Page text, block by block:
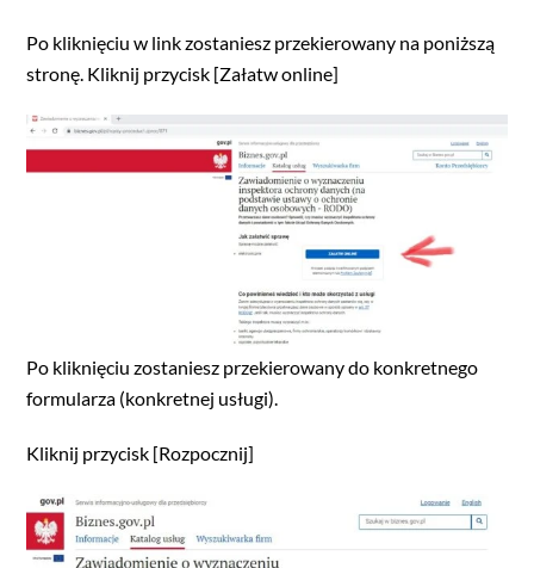
Po kliknięciu w link zostaniesz przekierowany na poniższą
stronę. Kliknij przycisk [Załatw online]
Po kliknięciu zostaniesz przekierowany do konkretnego
formularza (konkretnej usługi).
Kliknij przycisk [Rozpocznij]